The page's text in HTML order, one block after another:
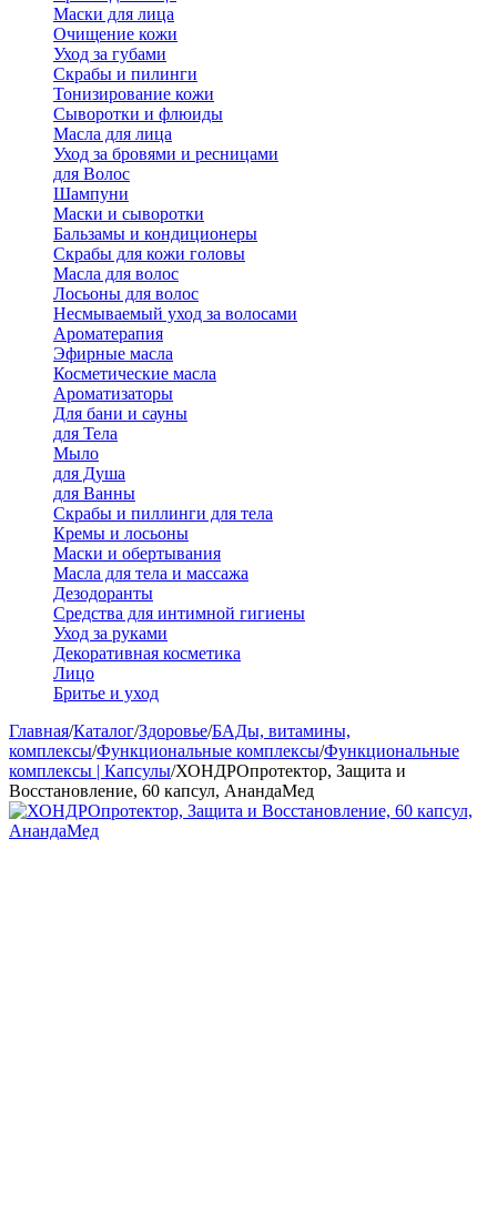
Маски для лица
Очищение кожи
Уход за губами
Скрабы и пилинги
Тонизирование кожи
Сыворотки и флюиды
Масла для лица
Уход за бровями и ресницами
для Волос
Шампуни
Маски и сыворотки
Бальзамы и кондиционеры
Скрабы для кожи головы
Масла для волос
Лосьоны для волос
Несмываемый уход за волосами
Ароматерапия
Эфирные масла
Косметические масла
Ароматизаторы
Для бани и сауны
для Тела
Мыло
для Душа
для Ванны
Скрабы и пиллинги для тела
Кремы и лосьоны
Маски и обертывания
Масла для тела и массажа
Дезодоранты
Средства для интимной гигиены
Уход за руками
Декоративная косметика
Лицо
Бритье и уход
Главная/Каталог/Здоровье/БАДы, витамины,
комплексы/Функциональные комплексы/Функциональные
комплексы | Капсулы/ХОНДРОпротектор, Защита и
Восстановление, 60 капсул, АнандаМед